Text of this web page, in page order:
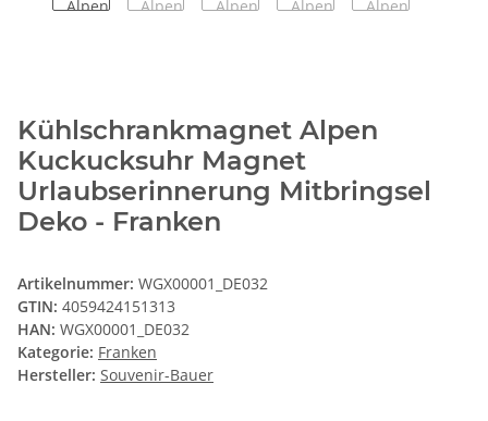
Kühlschrankmagnet Alpen
Kuckucksuhr Magnet
Urlaubserinnerung Mitbringsel
Deko - Franken
Artikelnummer: WGX00001_DE032
GTIN: 4059424151313
HAN: WGX00001_DE032
Kategorie: Franken
Hersteller: Souvenir-Bauer